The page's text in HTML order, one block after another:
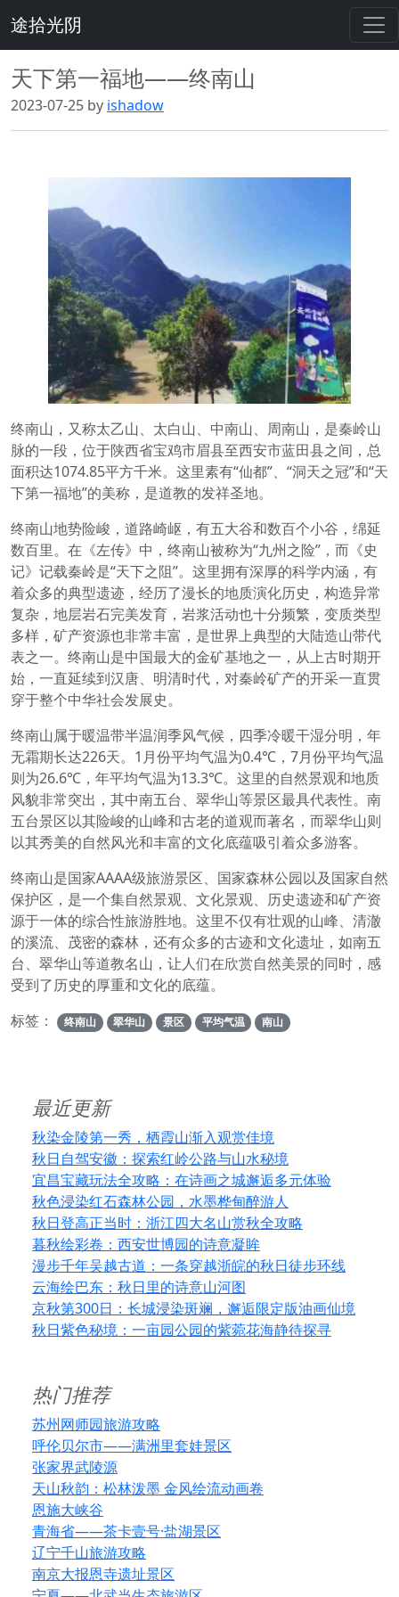
途拾光阴
天下第一福地——终南山
2023-07-25 by ishadow
终南山，又称太乙山、太白山、中南山、周南山，是秦岭山
脉的一段，位于陕西省宝鸡市眉县至西安市蓝田县之间，总
面积达1074.85平方千米。这里素有“仙都”、“洞天之冠”和“天
下第一福地”的美称，是道教的发祥圣地。
终南山地势险峻，道路崎岖，有五大谷和数百个小谷，绵延
数百里。在《左传》中，终南山被称为“九州之险”，而《史
记》记载秦岭是“天下之阻”。这里拥有深厚的科学内涵，有
着众多的典型遗迹，经历了漫长的地质演化历史，构造异常
复杂，地层岩石完美发育，岩浆活动也十分频繁，变质类型
多样，矿产资源也非常丰富，是世界上典型的大陆造山带代
表之一。终南山是中国最大的金矿基地之一，从上古时期开
始，一直延续到汉唐、明清时代，对秦岭矿产的开采一直贯
穿于整个中华社会发展史。
终南山属于暖温带半温润季风气候，四季冷暖干湿分明，年
无霜期长达226天。1月份平均气温为0.4℃，7月份平均气温
则为26.6℃，年平均气温为13.3℃。这里的自然景观和地质
风貌非常突出，其中南五台、翠华山等景区最具代表性。南
五台景区以其险峻的山峰和古老的道观而著名，而翠华山则
以其秀美的自然风光和丰富的文化底蕴吸引着众多游客。
终南山是国家AAAA级旅游景区、国家森林公园以及国家自然
保护区，是一个集自然景观、文化景观、历史遗迹和矿产资
源于一体的综合性旅游胜地。这里不仅有壮观的山峰、清澈
的溪流、茂密的森林，还有众多的古迹和文化遗址，如南五
台、翠华山等道教名山，让人们在欣赏自然美景的同时，感
受到了历史的厚重和文化的底蕴。
标签：
终南山 翠华山 景区 平均气温 南山
最近更新
秋染金陵第一秀，栖霞山渐入观赏佳境
秋日自驾安徽：探索红岭公路与山水秘境
宜昌宝藏玩法全攻略：在诗画之城邂逅多元体验
秋色浸染红石森林公园，水墨桦甸醉游人
秋日登高正当时：浙江四大名山赏秋全攻略
暮秋绘彩卷：西安世博园的诗意凝眸
漫步千年吴越古道：一条穿越浙皖的秋日徒步环线
云海绘巴东：秋日里的诗意山河图
京秋第300日：长城浸染斑斓，邂逅限定版油画仙境
秋日紫色秘境：一亩园公园的紫菀花海静待探寻
热门推荐
苏州网师园旅游攻略
呼伦贝尔市——满洲里套娃景区
张家界武陵源
天山秋韵：松林泼墨 金风绘流动画卷
恩施大峡谷
青海省——茶卡壹号·盐湖景区
辽宁千山旅游攻略
南京大报恩寺遗址景区